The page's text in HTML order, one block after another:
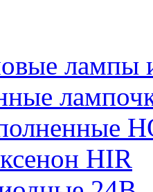
лампы
HIR